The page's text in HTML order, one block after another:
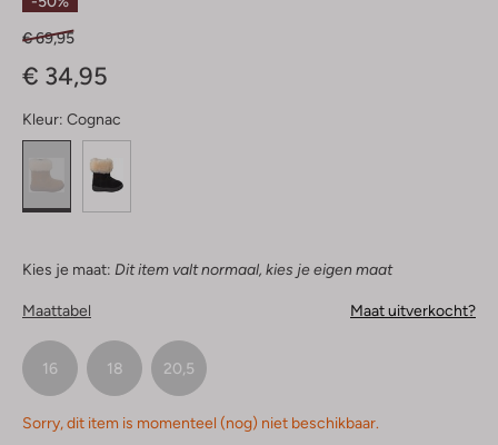
€ 69,95
€ 34,95
Kleur: Cognac
Kies je maat: Dit item valt normaal, kies je eigen maat
Maattabel Maat uitverkocht?
16 18 20,5
Sorry, dit item is momenteel (nog) niet beschikbaar.